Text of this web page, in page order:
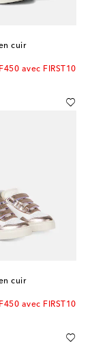
cuir
avec FIRST10
cuir
avec FIRST10